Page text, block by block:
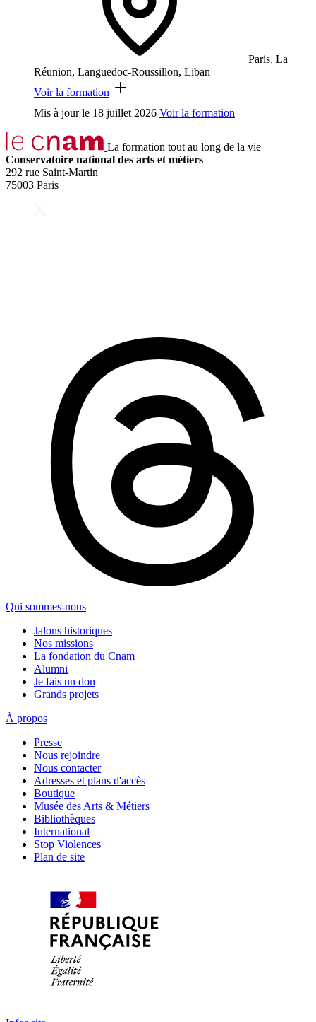
Paris, La
Réunion, Languedoc-Roussillon, Liban
Voir la formation
Mis à jour le 18 juillet 2026 Voir la formation
La formation tout au long de la vie
Conservatoire national des arts et métiers
292 rue Saint-Martin
75003 Paris
Qui sommes-nous
Jalons historiques
Nos missions
La fondation du Cnam
Alumni
Je fais un don
Grands projets
À propos
Presse
Nous rejoindre
Nous contacter
Adresses et plans d'accès
Boutique
Musée des Arts & Métiers
Bibliothèques
International
Stop Violences
Plan de site